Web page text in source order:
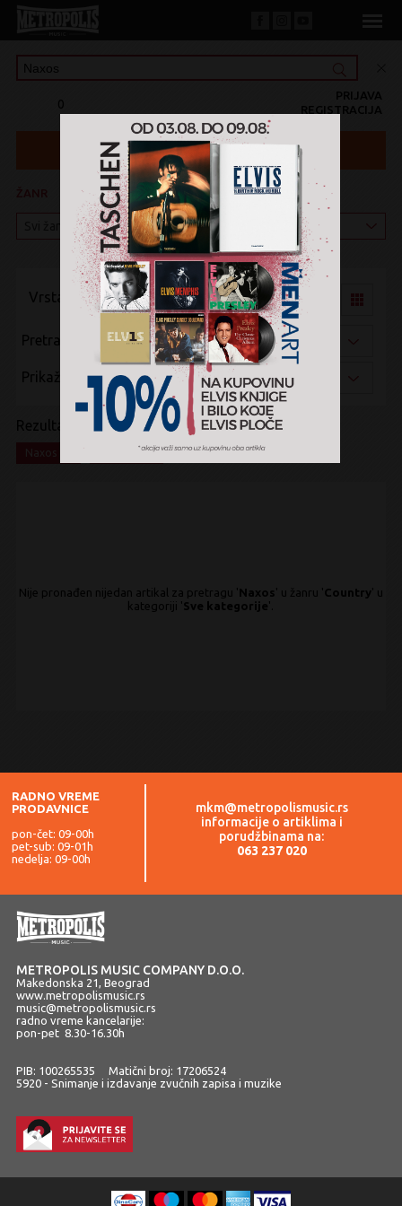
0 REGISTRACIJA
PRIJAVA
KATEGORIJA
Vrsta pregleda:
Pretraži po:
Prikaži po:
Rezultati pretrage:
x
Nije pronađen nijedan artikal za pretragu 'Naxos ' u žanru 'Country' u
kategoriji 'Sve kategorije'.
RADNO VREME
PRODAVNICE
pon-čet: 09-00h
pet-sub: 09-01h
nedelja: 09-00h
mkm@metropolismusic.rs
informacije o artiklima i
porudžbinama na:
063 237 020
METROPOLIS MUSIC COMPANY D.O.O.
Makedonska 21, Beograd
www.metropolismusic.rs
music@metropolismusic.rs
radno vreme kancelarije:
pon-pet 8.30-16.30h
PIB: 100265535 Matični broj: 17206524
5920 - Snimanje i izdavanje zvučnih zapisa i muzike